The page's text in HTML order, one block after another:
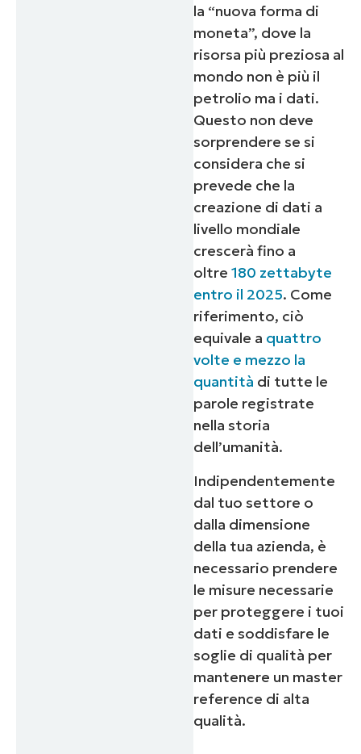
la “nuova forma di
moneta”, dove la
risorsa più preziosa al
mondo non è più il
petrolio ma i dati.
Questo non deve
sorprendere se si
considera che si
prevede che la
creazione di dati a
livello mondiale
crescerà fino a
oltre180 zettabyte
entro il 2025. Come
riferimento, ciò
equivale a quattro
volte e mezzo la
quantità di tutte le
parole registrate
nella storia
dell’umanità.
Indipendentemente
dal tuo settore o
dalla dimensione
della tua azienda, è
necessario prendere
le misure necessarie
per proteggere i tuoi
dati e soddisfare le
soglie di qualità per
mantenere un master
reference di alta
qualità.